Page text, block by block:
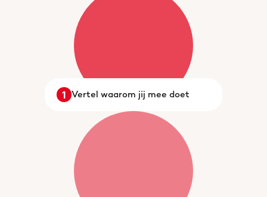
1 Vertel waarom jij mee doet